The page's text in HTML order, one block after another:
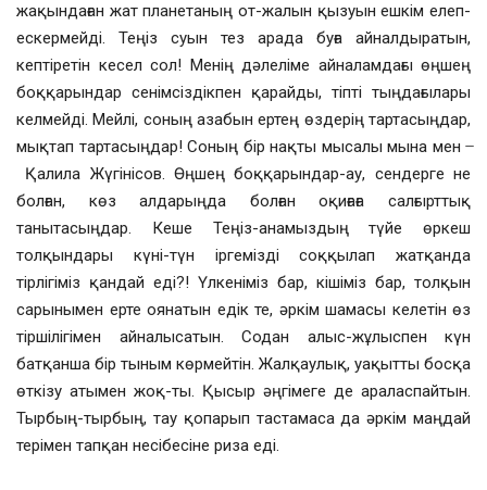
жақындаған жат планетаның от-жалын қызуын ешкім елеп-
ескермейді. Теңіз суын тез арада буға айналдыратын,
кептіретін кесел сол! Менің дәлеліме айналамдағы өңшең
боққарындар сенімсіздікпен қарайды, тіпті тыңдағылары
келмейді. Мейлі, соның азабын ертең өздерің тартасыңдар,
мықтап тартасыңдар! Соның бір нақты мысалы мына мен ̶
Қалила Жүгінісов. Өңшең боққарындар-ау, сендерге не
болған, көз алдарыңда болған оқиғаға салғырттық
танытасыңдар. Кеше Теңіз-анамыздың түйе өркеш
толқындары күні-түн іргемізді соққылап жатқанда
тірлігіміз қандай еді?! Үлкеніміз бар, кішіміз бар, толқын
сарынымен ерте оянатын едік те, әркім шамасы келетін өз
тіршілігімен айналысатын. Содан алыс-жұлыспен күн
батқанша бір тыным көрмейтін. Жалқаулық, уақытты босқа
өткізу атымен жоқ-ты. Қысыр әңгімеге де араласпайтын.
Тырбың-тырбың, тау қопарып тастамаса да әркім маңдай
терімен тапқан несібесіне риза еді.